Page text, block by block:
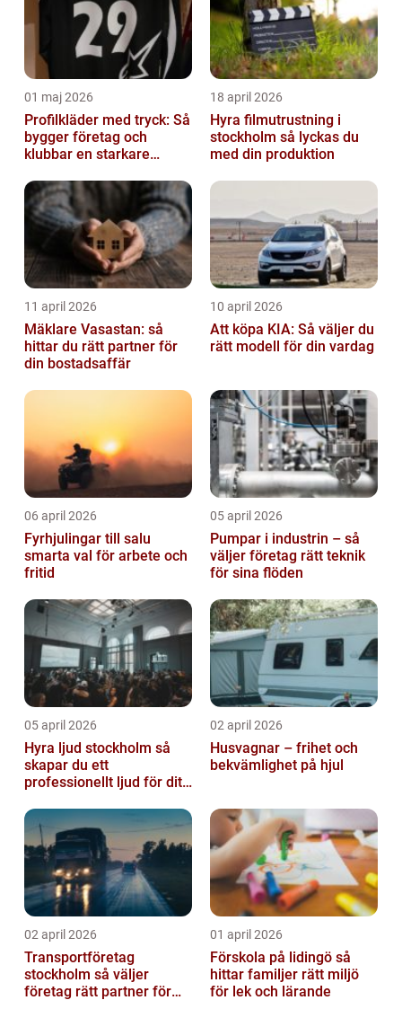
01 maj 2026
Profilkläder med tryck: Så
bygger företag och
klubbar en starkare
18 april 2026
Hyra filmutrustning i
stockholm så lyckas du
med din produktion
11 april 2026
Mäklare Vasastan: så
hittar du rätt partner för
din bostadsaffär
10 april 2026
Att köpa KIA: Så väljer du
rätt modell för din vardag
06 april 2026
Fyrhjulingar till salu
smarta val för arbete och
fritid
05 april 2026
Pumpar i industrin – så
väljer företag rätt teknik
för sina flöden
05 april 2026
Hyra ljud stockholm så
skapar du ett
professionellt ljud för ditt
02 april 2026
Husvagnar – frihet och
bekvämlighet på hjul
02 april 2026
Transportföretag
stockholm så väljer
företag rätt partner för
01 april 2026
Förskola på lidingö så
hittar familjer rätt miljö
för lek och lärande